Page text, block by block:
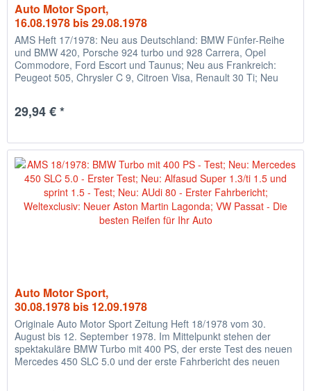
Auto Motor Sport,
16.08.1978 bis 29.08.1978
AMS Heft 17/1978: Neu aus Deutschland: BMW Fünfer-Reihe
und BMW 420, Porsche 924 turbo und 928 Carrera, Opel
Commodore, Ford Escort und Taunus; Neu aus Frankreich:
Peugeot 505, Chrysler C 9, Citroen Visa, Renault 30 Ti; Neu
29,94 € *
Auto Motor Sport,
30.08.1978 bis 12.09.1978
Originale Auto Motor Sport Zeitung Heft 18/1978 vom 30.
August bis 12. September 1978. Im Mittelpunkt stehen der
spektakuläre BMW Turbo mit 400 PS, der erste Test des neuen
Mercedes 450 SLC 5.0 und der erste Fahrbericht des neuen